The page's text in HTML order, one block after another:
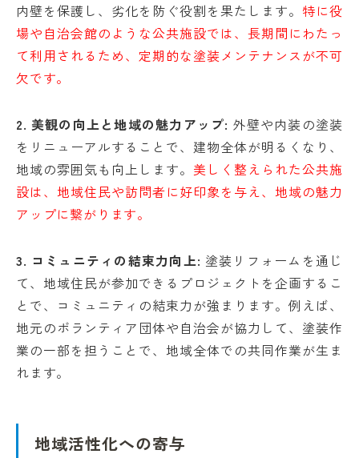
内壁を保護し、劣化を防ぐ役割を果たします。 特に役
場や自治会館のような公共施設では、長期間にわたっ
て利用されるため、定期的な塗装メンテナンスが不可
欠です。
2. 美観の向上と地域の魅力アップ: 外壁や内装の塗装
をリニューアルすることで、建物全体が明るくなり、
地域の雰囲気も向上します。 美しく整えられた公共施
設は、地域住民や訪問者に好印象を与え、地域の魅力
アップに繋がります。
3. コミュニティの結束力向上: 塗装リフォームを通じ
て、地域住民が参加できるプロジェクトを企画するこ
とで、コミュニティの結束力が強まります。例えば、
地元のボランティア団体や自治会が協力して、塗装作
業の一部を担うことで、地域全体での共同作業が生ま
れます。
地域活性化への寄与